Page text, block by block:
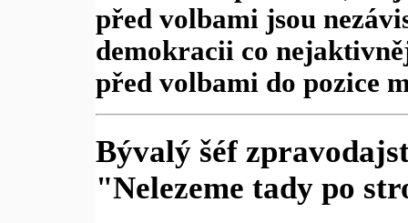
před volbami jsou
demokracii co
před volbami do pozice
Bývalý šéf
"Nelezeme tady po